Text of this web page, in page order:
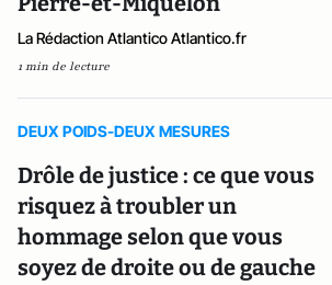
La Rédaction Atlantico Atlantico.fr
1 min de lecture
DEUX POIDS-DEUX MESURES
Drôle de justice : ce que vous
risquez à troubler un
hommage selon que vous
soyez de droite ou de gauche